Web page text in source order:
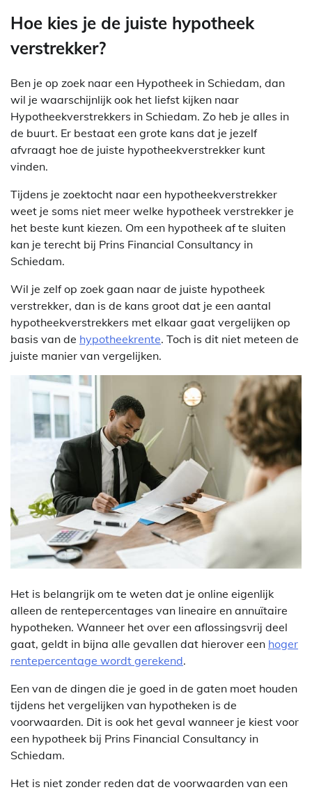
Hoe kies je de juiste hypotheek
verstrekker?
Ben je op zoek naar een Hypotheek in Schiedam, dan
wil je waarschijnlijk ook het liefst kijken naar
Hypotheekverstrekkers in Schiedam. Zo heb je alles in
de buurt. Er bestaat een grote kans dat je jezelf
afvraagt hoe de juiste hypotheekverstrekker kunt
vinden.
Tijdens je zoektocht naar een hypotheekverstrekker
weet je soms niet meer welke hypotheek verstrekker je
het beste kunt kiezen. Om een hypotheek af te sluiten
kan je terecht bij Prins Financial Consultancy in
Schiedam.
Wil je zelf op zoek gaan naar de juiste hypotheek
verstrekker, dan is de kans groot dat je een aantal
hypotheekverstrekkers met elkaar gaat vergelijken op
basis van de hypotheekrente. Toch is dit niet meteen de
juiste manier van vergelijken.
Het is belangrijk om te weten dat je online eigenlijk
alleen de rentepercentages van lineaire en annuïtaire
hypotheken. Wanneer het over een aflossingsvrij deel
gaat, geldt in bijna alle gevallen dat hierover een hoger
rentepercentage wordt gerekend.
Een van de dingen die je goed in de gaten moet houden
tijdens het vergelijken van hypotheken is de
voorwaarden. Dit is ook het geval wanneer je kiest voor
een hypotheek bij Prins Financial Consultancy in
Schiedam.
Het is niet zonder reden dat de voorwaarden van een